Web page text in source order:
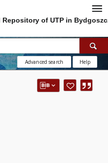
Repository of UTP in
Advanced search Help